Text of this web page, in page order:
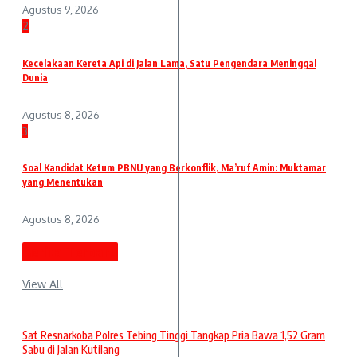
Agustus 9, 2026
2
Kecelakaan Kereta Api di Jalan Lama, Satu Pengendara Meninggal
Dunia
Agustus 8, 2026
3
Soal Kandidat Ketum PBNU yang Berkonflik, Ma’ruf Amin: Muktamar
yang Menentukan
Agustus 8, 2026
View All
Sat Resnarkoba Polres Tebing Tinggi Tangkap Pria Bawa 1,52 Gram
Sabu di Jalan Kutilang